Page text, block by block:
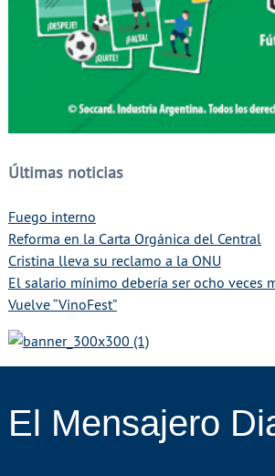
Últimas noticias
Fuego interno
Reforma en la Carta Orgánica del Central
Cristina lleva su reclamo a la ONU
El salario mínimo debería ser ocho veces
Vuelve “VinoFest”
El Mensajero